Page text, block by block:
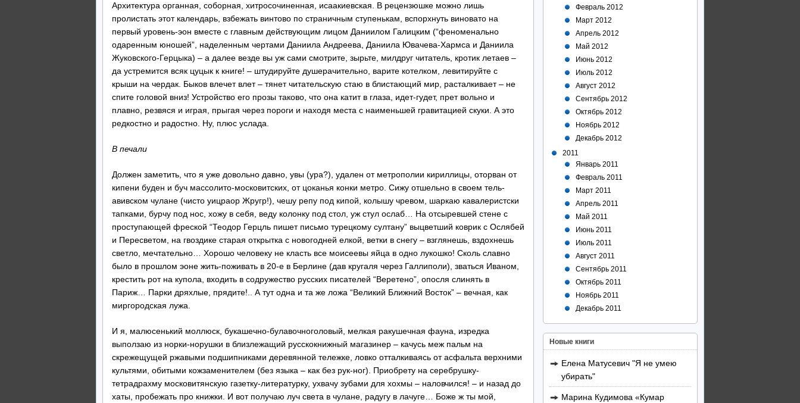
Архитектура органная, соборная, хитросочиненная, исаакиевская. В рецензюшке можно лишь
пролистать этот календарь, взбежать винтово по страничным ступенькам, вспорхнуть виновато на
первый уровень-эон вместе с главным действующим лицом Даниилом Галицким (“феноменально
одаренным юношей”, наделенным чертами Даниила Андреева, Даниила Ювачева-Хармса и Даниила
Жуковского-Герцыка) – а далее везде вы уж сами смотрите, зырьте, милдруг читатель, кротик летаев –
да устремится всяк цуцык к книге! – штудируйте душерачительно, варите котелком, левитируйте с
крыши на чердак. Быков влечет влет – тянет читательскую стаю в блистающий мир, расталкивает – не
спите головой вниз! Устройство его прозы таково, что она катит в глаза, идет-гудет, прет вольно и
плавно, резвяся и играя, прыгая через пороги и находя места с наименьшей гравитацией скуки. А это
редкостно и радостно. Ну, плюс услада.
В печали
Должен заметить, что я уже довольно давно, увы (ура?), удален от метрополии кириллицы, оторван от
кипени буден и буч массолито-московитских, от цоканья конки метро. Сижу отшельно в своем тель-
авивском чулане (чисто уицраор Жругр!), чешу репу под кипой, колышу чревом, шаркаю кавалеристски
тапками, бурчу под нос, хожу в себя, веду колонку под стол, уж стул ослаб… На отсыревшей стене с
проступающей фреской “Теодор Герцль пишет письмо турецкому султану” выцветший коврик с Ослябей
и Пересветом, на гвоздике старая открытка с новогодней елкой, ветки в снегу – взглянешь, вздохнешь
светло, мечтательно… Хорошо человеку не класть все моисеевы яйца в одно лукошко! Сколь славно
было в прошлом эоне жить-поживать в 20-е в Берлине (дав кругаля через Галлиполи), зваться Иваном,
крестить рот на купола, входить в содружество русских писателей “Веретено”, опосля слинять в
Париж… Парки дряхлые, прядите!.. А тут одна и та же ложа “Великий Ближний Восток” – вечная, как
миргородская лужа.
И я, малюсенький моллюск, букашечно-булавочноголовый, мелкая ракушечная фауна, изредка
выползаю из норки-норушки в близлежащий русскокнижный магазинер – качусь меж пальм на
скрежещущей ржавыми подшипниками деревянной тележке, ловко отталкиваясь от асфальта верхними
культями, обитыми кожзаменителем (без языка – как без рук-ног). Приобрету на серебрушку-
тетрадрахму московитянскую газетку-литературку, ухвачу зубами для хохмы – наловчился! – и назад до
хаты, пробежать про книжки. И вот получаю луч света в чулане, радугу в лачуге… Боже ж ты мой,
Февраль 2012
Март 2012
Апрель 2012
Май 2012
Июнь 2012
Июль 2012
Август 2012
Сентябрь 2012
Октябрь 2012
Ноябрь 2012
Декабрь 2012
2011
Январь 2011
Февраль 2011
Март 2011
Апрель 2011
Май 2011
Июнь 2011
Июль 2011
Август 2011
Сентябрь 2011
Октябрь 2011
Ноябрь 2011
Декабрь 2011
Новые книги
Елена Матусевич "Я не умею
убирать"
Марина Кудимова «Кумар